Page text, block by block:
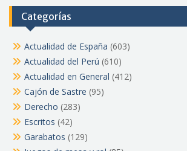
Categorías
Actualidad de España (603)
Actualidad del Perú (610)
Actualidad en General (412)
Cajón de Sastre (95)
Derecho (283)
Escritos (42)
Garabatos (129)